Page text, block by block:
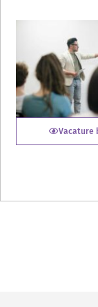
Vacature